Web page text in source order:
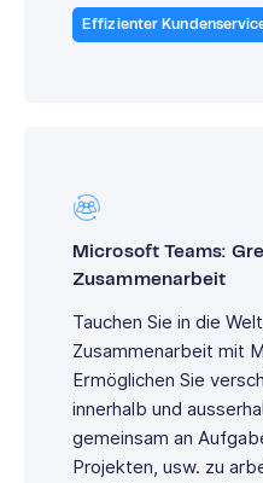
Effizienter
Microsoft Teams:
Zusammenarbeit
Tauchen Sie in die
Zusammenarbeit mit
Ermöglichen Sie
innerhalb und
gemeinsam an
Projekten, usw. zu